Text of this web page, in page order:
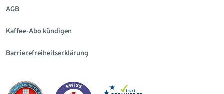
AGB
Kaffee-Abo kündigen
Barrierefreiheitserklärung